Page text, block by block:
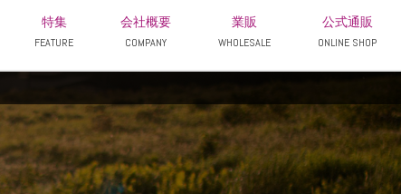
特集
FEATURE
会社概要
COMPANY
業販
WHOLESALE
公式通販
ONLINE SHOP